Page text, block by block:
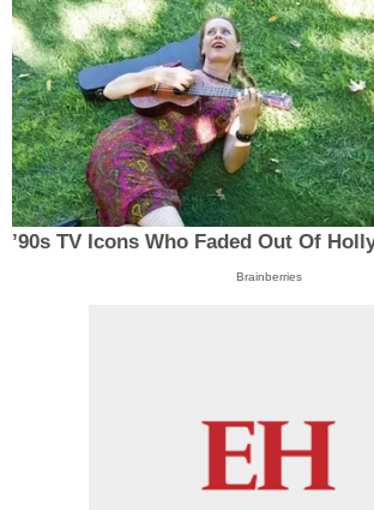
’90s TV Icons Who Faded Out Of
Brainberries